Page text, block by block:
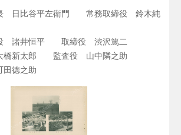
比谷平左衛門 常務取締役 鈴木純
井恒平 取締役 渋沢篤二
太郎 監査役 山中隣之助
之助